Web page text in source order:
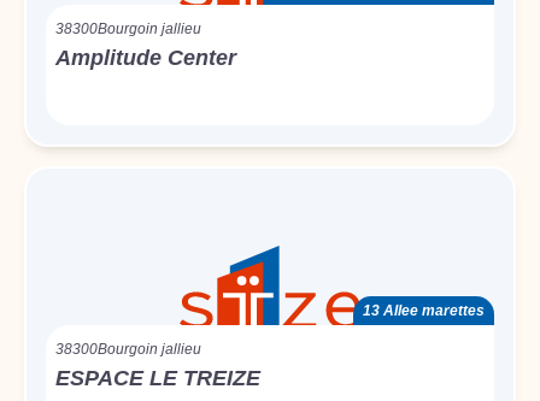
38300Bourgoin jallieu
Amplitude Center
13 Allee marettes
38300Bourgoin jallieu
ESPACE LE TREIZE